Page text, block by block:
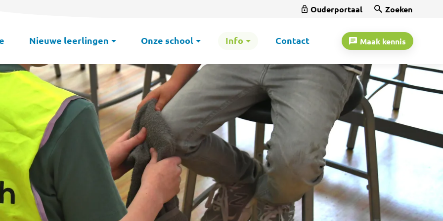
Ouderportaal Zoeken
Nieuwe leerlingen Onze school Info Contact Maak kennis